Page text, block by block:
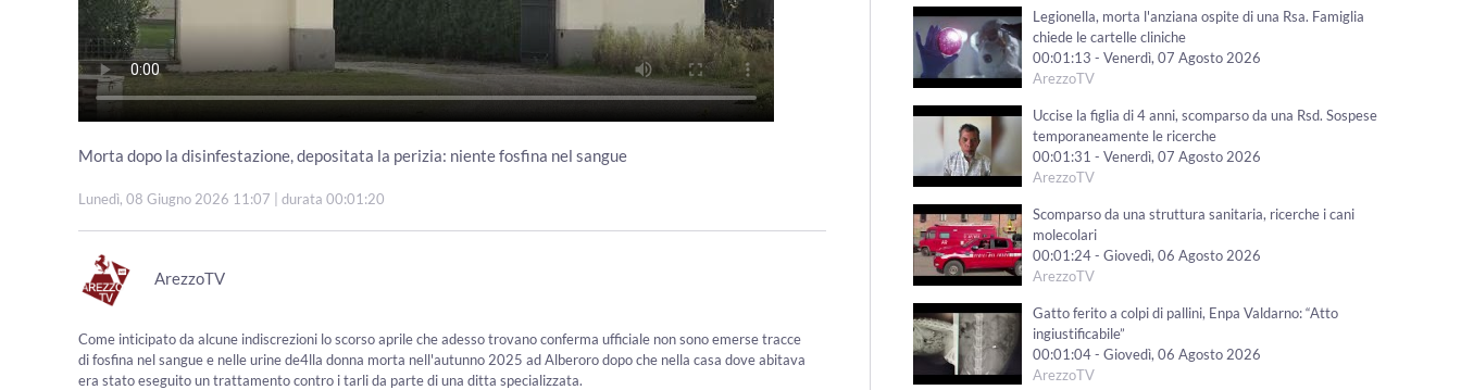
Morta dopo la disinfestazione, depositata la perizia: niente fosfina nel sangue
Lunedì, 08 Giugno 2026 11:07 | durata 00:01:20
ArezzoTV
Come inticipato da alcune indiscrezioni lo scorso aprile che adesso trovano conferma ufficiale non sono emerse tracce
di fosfina nel sangue e nelle urine de4lla donna morta nell'autunno 2025 ad Alberoro dopo che nella casa dove abitava
era stato eseguito un trattamento contro i tarli da parte di una ditta specializzata.
Legionella, morta l'anziana ospite di una Rsa. Famiglia
chiede le cartelle cliniche
00:01:13 - Venerdì, 07 Agosto 2026
ArezzoTV
Uccise la figlia di 4 anni, scomparso da una Rsd. Sospese
temporaneamente le ricerche
00:01:31 - Venerdì, 07 Agosto 2026
ArezzoTV
Scomparso da una struttura sanitaria, ricerche i cani
molecolari
00:01:24 - Giovedì, 06 Agosto 2026
ArezzoTV
Gatto ferito a colpi di pallini, Enpa Valdarno: “Atto
ingiustificabile”
00:01:04 - Giovedì, 06 Agosto 2026
ArezzoTV